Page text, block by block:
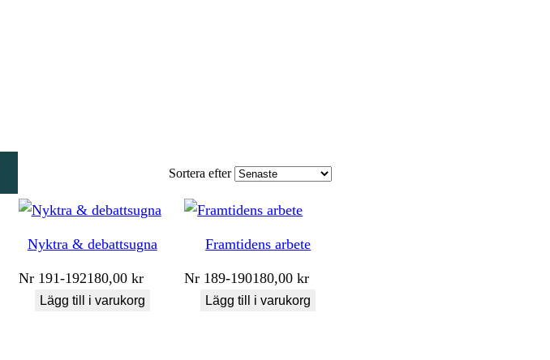
Sortera efter
Nyktra & debattsugna
Nr 191-192180,00 kr
Lägg till i varukorg
Framtidens arbete
Nr 189-190180,00kr
Lägg till i varukorg